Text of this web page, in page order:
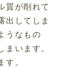
質が削れて
出してしま
うなもの
います。
。